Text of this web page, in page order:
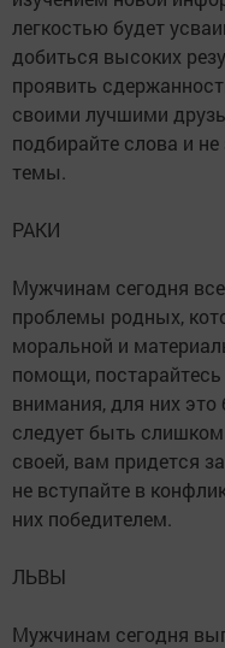
легкостью будет
добиться высоких
проявить
своими лучшими
подбирайте слова и
темы.
РАКИ
Мужчинам сегодня
проблемы родных,
моральной и
помощи,
внимания, для них
следует быть
своей, вам придется
не вступайте в
них победителем.
ЛЬВЫ
Мужчинам сегодня